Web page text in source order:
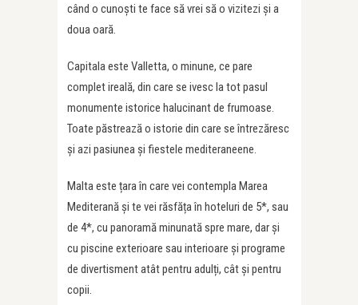
când o cunoști te face să vrei să o vizitezi și a
doua oară.
Capitala este Valletta, o minune, ce pare
complet ireală, din care se ivesc la tot pasul
monumente istorice halucinant de frumoase.
Toate păstrează o istorie din care se întrezăresc
și azi pasiunea și fiestele mediteraneene.
Malta este țara în care vei contempla Marea
Mediterană și te vei răsfăța în hoteluri de 5*, sau
de 4*, cu panoramă minunată spre mare, dar și
cu piscine exterioare sau interioare și programe
de divertisment atât pentru adulți, cât și pentru
copii.